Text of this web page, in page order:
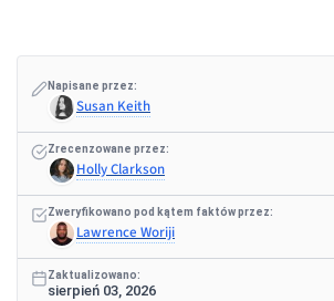
Napisane przez:
Susan Keith
Zrecenzowane przez:
Holly Clarkson
Zweryfikowano pod kątem faktów przez:
Lawrence Woriji
Zaktualizowano:
sierpień 03, 2026